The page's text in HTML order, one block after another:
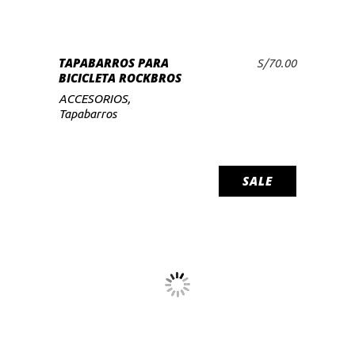
TAPABARROS PARA
BICICLETA ROCKBROS
S/70.00
ACCESORIOS,
Tapabarros
SALE